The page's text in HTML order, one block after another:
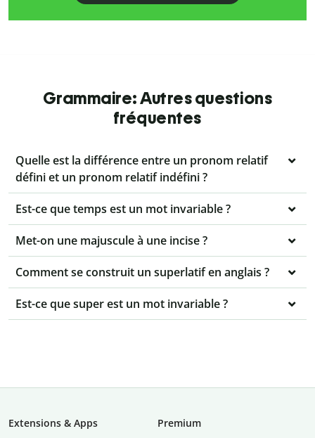
Grammaire: Autres questions
fréquentes
Quelle est la différence entre un pronom relatif
défini et un pronom relatif indéfini ?
Est-ce que temps est un mot invariable ?
Met-on une majuscule à une incise ?
Comment se construit un superlatif en anglais ?
Est-ce que super est un mot invariable ?
Extensions & Apps
Premium